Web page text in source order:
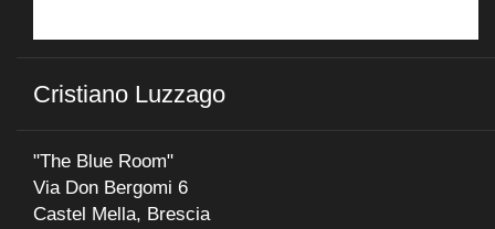
Cristiano Luzzago
"The Blue Room"
Via Don Bergomi 6
Castel Mella, Brescia